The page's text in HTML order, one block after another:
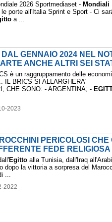
2026 Sportmediaset - Mondiali
porte all'Italia Sprint e Sport - Ci
a ...
GENNAIO 2024 NEL
ANCHE ALTRI SEI
è un raggruppamento delle
IL BRICS SI ALLARGHERA'
CHE SONO: - ARGENTINA; -
2023
PERICOLOSI CHE
FEDE
Egitto alla Tunisia, dall'Iraq
dopo la vittoria a sorpresa del
...
2022